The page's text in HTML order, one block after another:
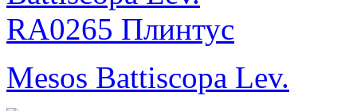
Mesos Battiscopa Lev.